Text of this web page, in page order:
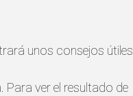
unos consejos útiles
Para ver el resultado de